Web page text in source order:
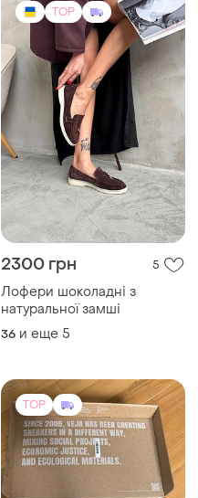
TOP
2300 грн 5
Лофери шоколадні з
натуральної замші
36 и еще 5
TOP